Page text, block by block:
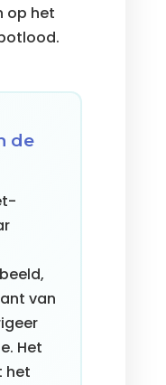
op het
de
van
Het
het